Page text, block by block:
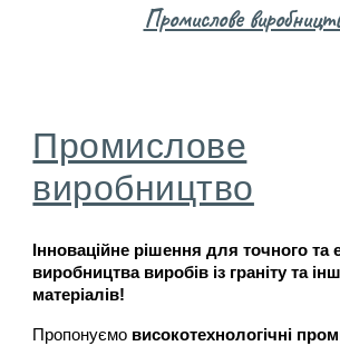
Промислове
Промислове
виробництво
Інноваційне рішення для точного та
виробництва виробів із граніту та
матеріалів!
Пропонуємо високотехнологічні